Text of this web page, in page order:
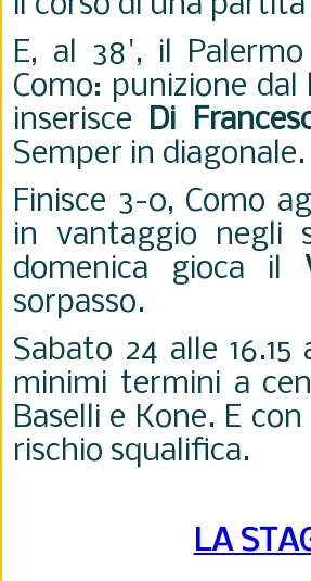
E, al 38', il
Como: punizione
inserisce Di
Semper in diagonale.
Finisce 3-0, Como
in vantaggio
domenica gioca il
sorpasso.
Sabato 24 alle 16.15
minimi termini a
Baselli e Kone. E
rischio squalifica.
LA